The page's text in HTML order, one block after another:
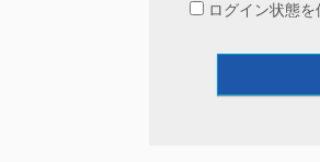
ログイン状態